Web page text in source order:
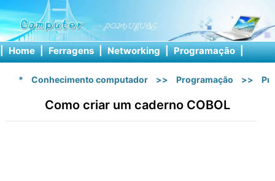
| Home | Ferragens | Networking | Programação |
* Conhecimento computador >> Programação >>
Como criar um caderno COBOL